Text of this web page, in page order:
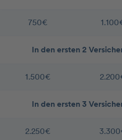
750€
In den ersten 2
1.500€
In den ersten 3
2.250€